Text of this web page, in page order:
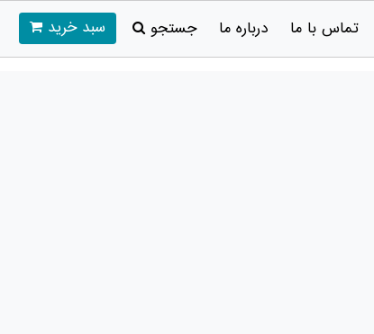
تماس با ما درباره ما جستجو سبد خرید